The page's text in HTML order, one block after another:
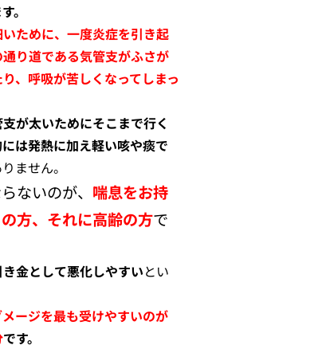
。
ために、一度炎症を引き起
り道である気管支がふさが
、呼吸が苦しくなってしまっ
が太いためにそこまで行く
は発熱に加え軽い咳や痰で
ません。
ないのが、 喘息をお持
方、それに高齢の方で
金として悪化しやすいとい
ージを最も受けやすいのが
です。